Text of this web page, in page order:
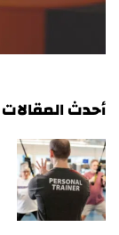
أحدث المقالات